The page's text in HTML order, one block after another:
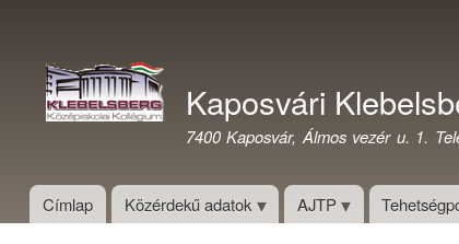
fiók
menüje
Kaposvári
7400 Kaposvár, Álmos vezér u. 1.
Címlap Közérdekű adatok AJTP